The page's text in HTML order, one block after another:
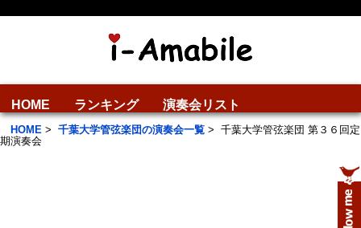
HOME ランキング 演奏会リスト
HOME > 千葉大学管弦楽団の演奏会一覧 > 千葉大学管弦楽団 第３６回定
期演奏会